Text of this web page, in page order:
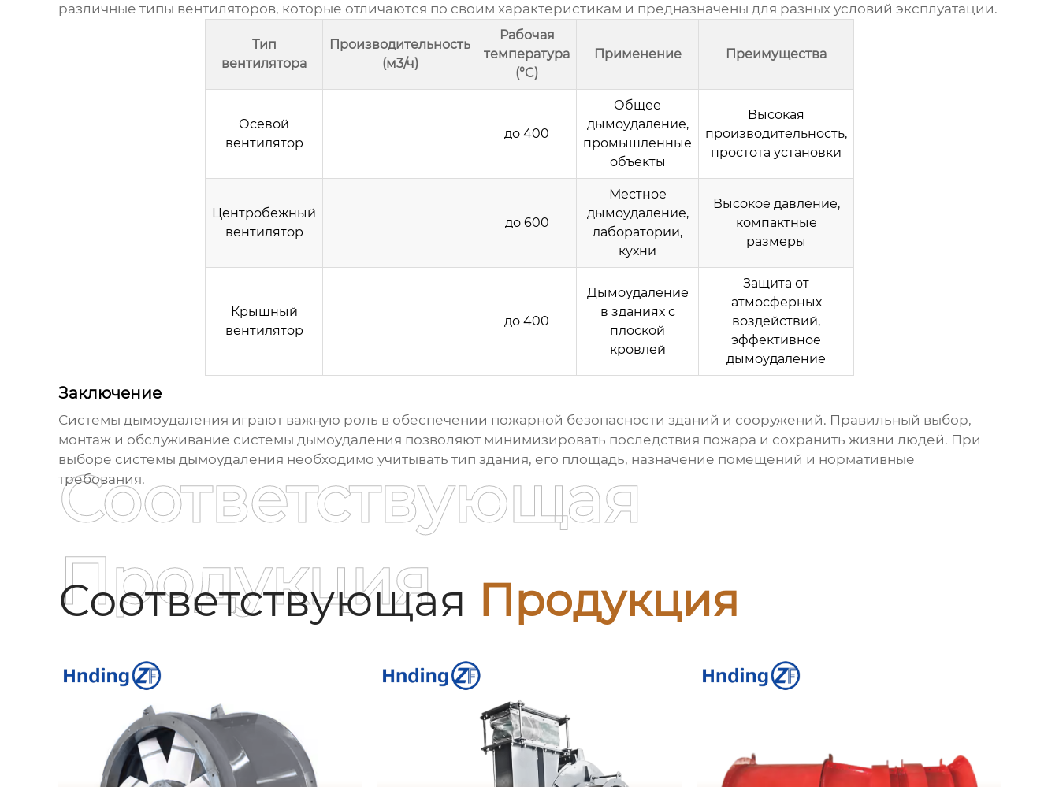
различные типы вентиляторов, которые отличаются по своим характеристикам и предназначены для разных условий эксплуатации.
Тип
вентилятора
Производительность
(м3/ч)
Рабочая
температура
(°C)
Применение Преимущества
Осевой
вентилятор
до 400
Общее
дымоудаление,
промышленные
объекты
Высокая
производительность,
простота установки
Центробежный
вентилятор
до 600
Местное
дымоудаление,
лаборатории,
кухни
Высокое давление,
компактные
размеры
Крышный
вентилятор
до 400
Дымоудаление
в зданиях с
плоской
кровлей
Защита от
атмосферных
воздействий,
эффективное
дымоудаление
Заключение
Системы дымоудаления играют важную роль в обеспечении пожарной безопасности зданий и сооружений. Правильный выбор,
монтаж и обслуживание системы дымоудаления позволяют минимизировать последствия пожара и сохранить жизни людей. При
выборе системы дымоудаления необходимо учитывать тип здания, его площадь, назначение помещений и нормативные
требования.
Соответствующая Продукция
Соответствующая
Продукция